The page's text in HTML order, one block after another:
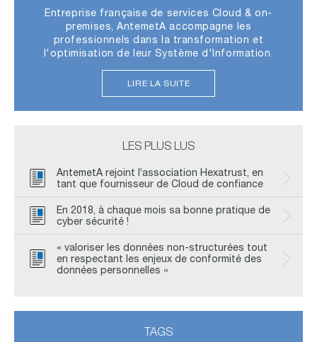
Entreprise française de services Cloud & on-
premises, AntemetA accompagne les
professionnels dans la transformation et
l'optimisation de leur Système d'Information.
LIRE LA SUITE
LES PLUS LUS
AntemetA rejoint l’association Hexatrust, en
tant que fournisseur de Cloud de confiance
En 2018, à chaque mois sa bonne pratique de
cyber sécurité !
« valoriser les données non-structurées tout
en respectant les enjeux de conformité des
données personnelles »
TAGS